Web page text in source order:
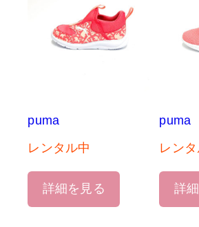
puma
レンタル中
詳細を見る
puma
レン
詳